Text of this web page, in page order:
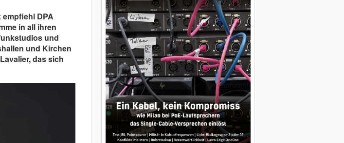
DPA
in all ihren
und
und Kirchen
das sich